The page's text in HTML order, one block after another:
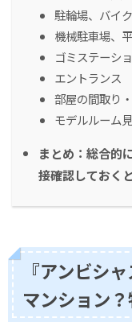
駐輪場、バイ
機械駐車場、
ゴミステーシ
エントランス
部屋の間取り
モデルルーム
まとめ：総合的
接確認しておく
『アンビシ
マンション